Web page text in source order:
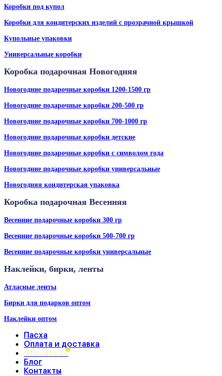
Коробки под купол
Коробки для кондитерских изделий с прозрачной крышкой
Купольные упаковки
Универсальные коробки
Коробка подарочная Новогодняя
Новогодние подарочные коробки 1200-1500 гр
Новогодние подарочные коробки 200-500 гр
Новогодние подарочные коробки 700-1000 гр
Новогодние подарочные коробки детские
Новогодние подарочные коробки с символом года
Новогодние подарочные коробки универсальные
Новогодняя кондитерская упаковка
Коробка подарочная Весенняя
Весенние подарочные коробки 300 гр
Весенние подарочные коробки 500-700 гр
Весенние подарочные коробки универсальные
Наклейки, бирки, ленты
Атласные ленты
Бирки для подарков оптом
Наклейки оптом
Пасха
Оплата и доставка
Оптовикам
Блог
Контакты